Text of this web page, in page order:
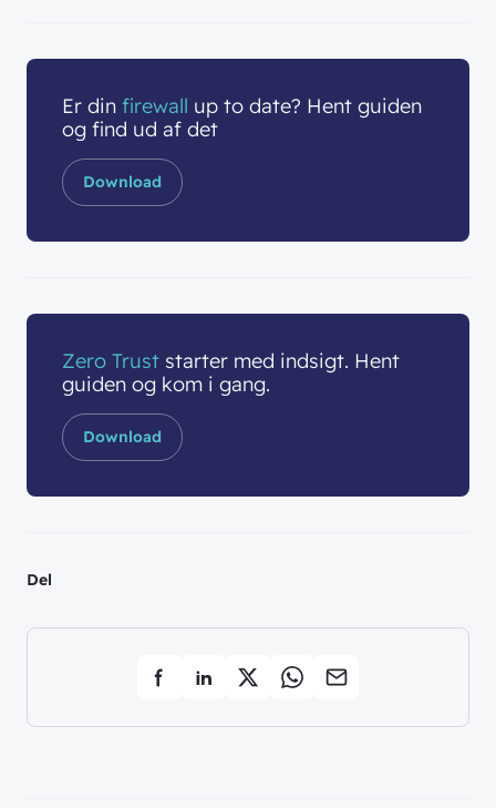
Er din firewall up to date? Hent guiden
og find ud af det
Download
Zero Trust starter med indsigt. Hent
guiden og kom i gang.
Download
Del